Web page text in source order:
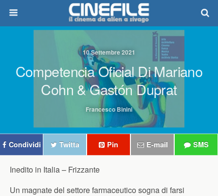
10 Settembre 2021
Competencia Oficial Di Mariano
Cohn & Gastón Duprat
Francesco Binini
Condividi Twitta Pin E-mail SMS
Inedito in Italia – Frizzante
Un magnate del settore farmaceutico sogna di farsi